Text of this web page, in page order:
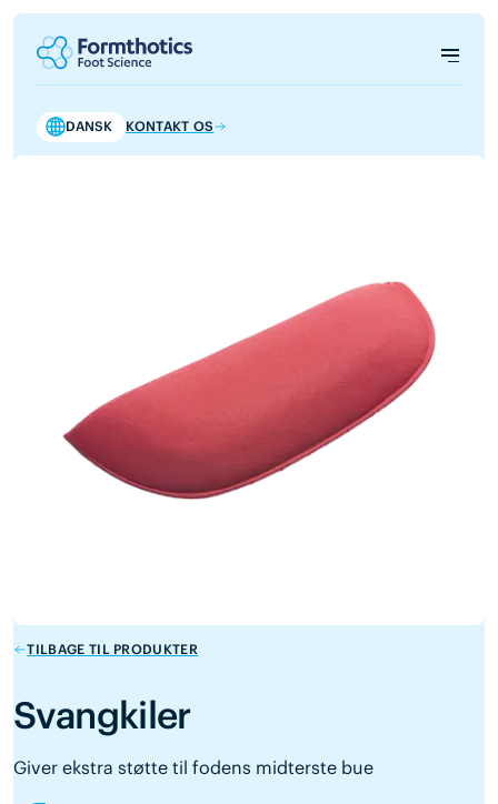
DANSK KONTAKT OS
TILBAGE TIL PRODUKTER
Svangkiler
Giver ekstra støtte til fodens midterste bue